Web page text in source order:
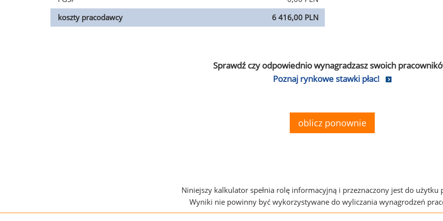
koszty pracodawcy
6 416,00 PLN
Sprawdź czy odpowiednio wynagradzasz swoich
Poznaj rynkowe stawki płac!
oblicz ponownie
Niniejszy kalkulator spełnia rolę informacyjną i przeznaczony jest do użytku
Wyniki nie powinny być wykorzystywane do wyliczania wynagrodzeń